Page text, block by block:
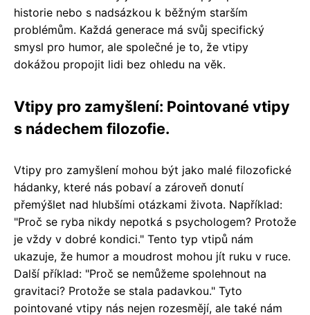
historie nebo s nadsázkou k běžným starším
problémům. Každá generace má svůj specifický
smysl pro humor, ale společné je to, že vtipy
dokážou propojit lidi bez ohledu na věk.
Vtipy pro zamyšlení: Pointované vtipy
s nádechem filozofie.
Vtipy pro zamyšlení mohou být jako malé filozofické
hádanky, které nás pobaví a zároveň donutí
přemýšlet nad hlubšími otázkami života. Například:
"Proč se ryba nikdy nepotká s psychologem? Protože
je vždy v dobré kondici." Tento typ vtipů nám
ukazuje, že humor a moudrost mohou jít ruku v ruce.
Další příklad: "Proč se nemůžeme spolehnout na
gravitaci? Protože se stala padavkou." Tyto
pointované vtipy nás nejen rozesmějí, ale také nám